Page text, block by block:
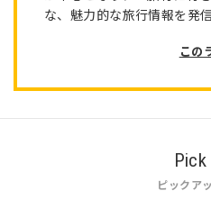
な、魅力的な旅行情報を発
この
Pick
ピックア